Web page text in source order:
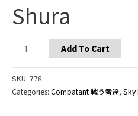
Shura
Shura
quantity
Add To Cart
SKU: 778
Categories: Combatant 戦う者達, Sky